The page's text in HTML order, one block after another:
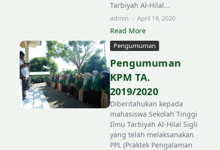
Tarbiyah Al-Hilal...
admin April 19, 2020
Read More
Pengumuman
Pengumuman
KPM TA.
2019/2020
Diberitahukan kepada
mahasiswa Sekolah Tinggi
Ilmu Tarbiyah Al-Hilal Sigli
yang telah melaksanakan
PPL (Praktek Pengalaman